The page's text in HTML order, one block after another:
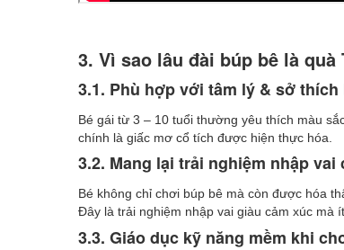
3. Vì sao lâu đài búp bê là
3.1. Phù hợp với tâm lý & sở thích
Bé gái từ 3 – 10 tuổi thường yêu thích màu
chính là giấc mơ cổ tích được hiện thực hóa.
3.2. Mang lại trải nghiệm nhập vai
Bé không chỉ chơi búp bê mà còn được hóa
Đây là trải nghiệm nhập vai giàu cảm xúc mà
3.3. Giáo dục kỹ năng mềm khi